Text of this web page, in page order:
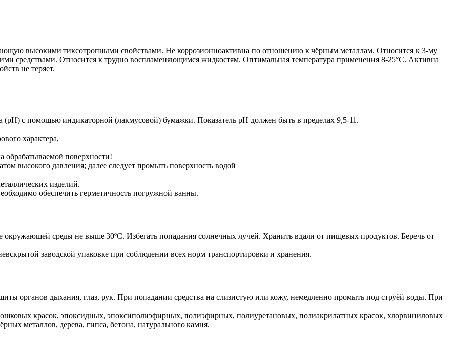
высокими тиксотропными свойствами. Не коррозионноактивна по отношению к чёрным металлам. Относится к 3-му
средствами. Относится к трудно воспламеняющимся жидкостям. Оптимальная температура применения 8-25°С. Активна
не теряет.
(рН) с помощью индикаторной (лакмусовой) бумажки. Показатель рН должен быть в пределах 9,5-11.
характера,
поверхности!
высокого давления; далее следует промыть поверхность водой
изделий.
обеспечить герметичность погружной ванны.
окружающей среды не выше 30ºС. Избегать попадания солнечных лучей. Хранить вдали от пищевых продуктов. Беречь от
заводской упаковке при соблюдении всех норм транспортировки и хранения.
органов дыхания, глаз, рук. При попадании средства на слизистую или кожу, немедленно промыть под струёй воды. При
красок, эпоксидных, эпоксиполиэфирных, полиэфирных, полиуретановых, полиакрилатных красок, хлорвиниловых
металлов, дерева, гипса, бетона, натурального камня.